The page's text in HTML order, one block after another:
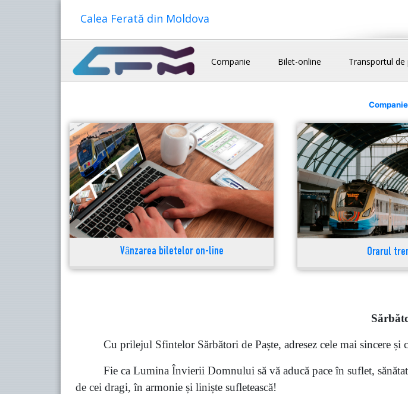
Calea Ferată din Moldova
Companie Bilet-online Transportul de
Companie
Vânzarea biletelor on-line Orarul
S
Cu prilejul Sfintelor Sărbători de Paște, adresez cele mai sincere
Fie ca Lumina Învierii Domnului să vă aducă pace în suflet,
de cei dragi, în armonie și liniște sufletească!